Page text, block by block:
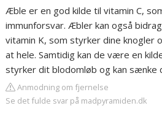
Æble er en god kilde til vitamin C,
immunforsvar. Æbler kan også
vitamin K, som styrker dine knogler
at hele. Samtidig kan de være en
styrker dit blodomløb og kan sænke
Anmodning om fjernelse
Se det fulde svar på madpyramiden.dk